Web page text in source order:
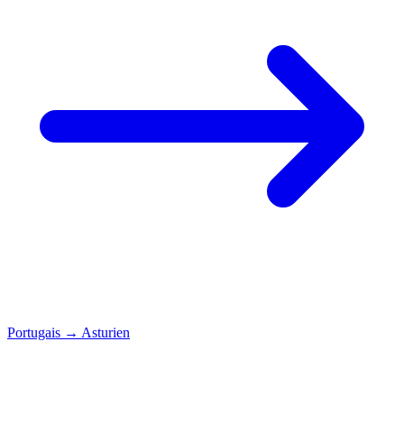
Portugais → Asturien